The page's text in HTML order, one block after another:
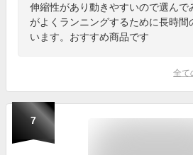
伸縮性があり動きやすいので選んで
がよくランニングするために長時間
います。おすすめ商品です
全て
7